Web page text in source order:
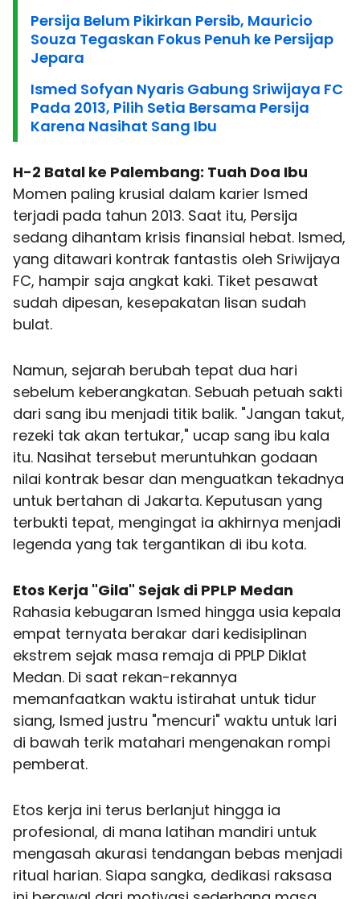
Persija Belum Pikirkan Persib, Mauricio
Souza Tegaskan Fokus Penuh ke Persijap
Jepara
Ismed Sofyan Nyaris Gabung Sriwijaya FC
Pada 2013, Pilih Setia Bersama Persija
Karena Nasihat Sang Ibu
H-2 Batal ke Palembang: Tuah Doa Ibu
Momen paling krusial dalam karier Ismed
terjadi pada tahun 2013. Saat itu, Persija
sedang dihantam krisis finansial hebat. Ismed,
yang ditawari kontrak fantastis oleh Sriwijaya
FC, hampir saja angkat kaki. Tiket pesawat
sudah dipesan, kesepakatan lisan sudah
bulat.
Namun, sejarah berubah tepat dua hari
sebelum keberangkatan. Sebuah petuah sakti
dari sang ibu menjadi titik balik. "Jangan takut,
rezeki tak akan tertukar," ucap sang ibu kala
itu. Nasihat tersebut meruntuhkan godaan
nilai kontrak besar dan menguatkan tekadnya
untuk bertahan di Jakarta. Keputusan yang
terbukti tepat, mengingat ia akhirnya menjadi
legenda yang tak tergantikan di ibu kota.
Etos Kerja "Gila" Sejak di PPLP Medan
Rahasia kebugaran Ismed hingga usia kepala
empat ternyata berakar dari kedisiplinan
ekstrem sejak masa remaja di PPLP Diklat
Medan. Di saat rekan-rekannya
memanfaatkan waktu istirahat untuk tidur
siang, Ismed justru "mencuri" waktu untuk lari
di bawah terik matahari mengenakan rompi
pemberat.
Etos kerja ini terus berlanjut hingga ia
profesional, di mana latihan mandiri untuk
mengasah akurasi tendangan bebas menjadi
ritual harian. Siapa sangka, dedikasi raksasa